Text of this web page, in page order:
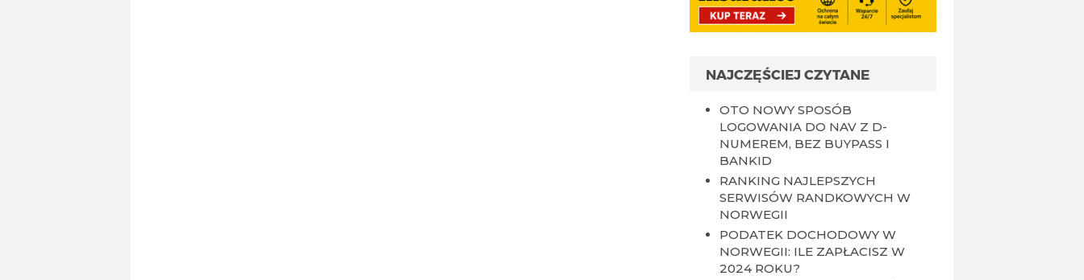
NAJCZĘŚCIEJ CZYTANE
OTO NOWY SPOSÓB
LOGOWANIA DO NAV Z D-
NUMEREM, BEZ BUYPASS I
BANKID
RANKING NAJLEPSZYCH
SERWISÓW RANDKOWYCH W
NORWEGII
PODATEK DOCHODOWY W
NORWEGII: ILE ZAPŁACISZ W
2024 ROKU?